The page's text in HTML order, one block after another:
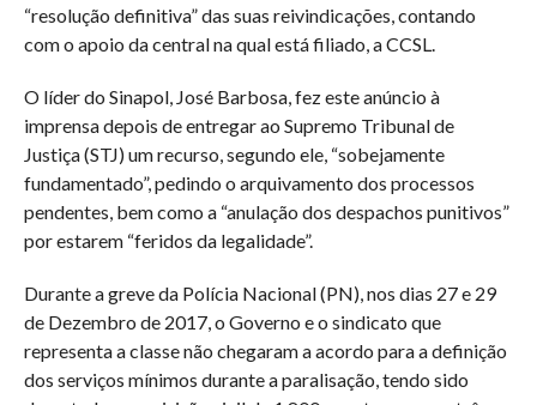
“resolução definitiva” das suas reivindicações, contando
com o apoio da central na qual está filiado, a CCSL.
O líder do Sinapol, José Barbosa, fez este anúncio à
imprensa depois de entregar ao Supremo Tribunal de
Justiça (STJ) um recurso, segundo ele, “sobejamente
fundamentado”, pedindo o arquivamento dos processos
pendentes, bem como a “anulação dos despachos punitivos”
por estarem “feridos da legalidade”.
Durante a greve da Polícia Nacional (PN), nos dias 27 e 29
de Dezembro de 2017, o Governo e o sindicato que
representa a classe não chegaram a acordo para a definição
dos serviços mínimos durante a paralisação, tendo sido